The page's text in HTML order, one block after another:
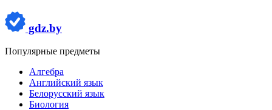
gdz.by
Популярные предметы
Алгебра
Английский язык
Белорусский язык
Биология